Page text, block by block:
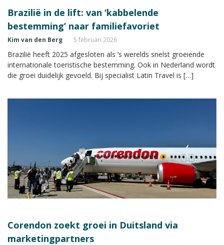
Brazilië in de lift: van ‘kabbelende
bestemming’ naar familiefavoriet
Kim van den Berg 5 februari 2026
Brazilië heeft 2025 afgesloten als ’s werelds snelst groeiende
internationale toeristische bestemming. Ook in Nederland wordt
die groei duidelijk gevoeld. Bij specialist Latin Travel is […]
Corendon zoekt groei in Duitsland via
marketingpartners